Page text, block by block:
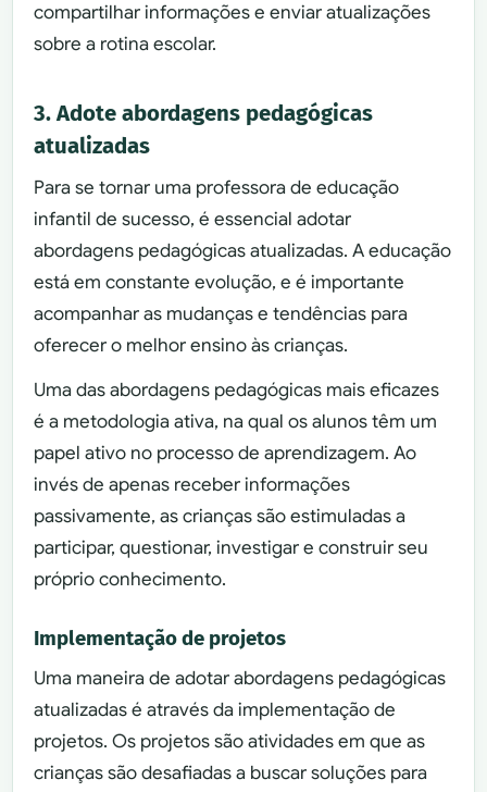
compartilhar informações e enviar atualizações
sobre a rotina escolar.
3. Adote abordagens pedagógicas
atualizadas
Para se tornar uma professora de educação
infantil de sucesso, é essencial adotar
abordagens pedagógicas atualizadas. A educação
está em constante evolução, e é importante
acompanhar as mudanças e tendências para
oferecer o melhor ensino às crianças.
Uma das abordagens pedagógicas mais eficazes
é a metodologia ativa, na qual os alunos têm um
papel ativo no processo de aprendizagem. Ao
invés de apenas receber informações
passivamente, as crianças são estimuladas a
participar, questionar, investigar e construir seu
próprio conhecimento.
Implementação de projetos
Uma maneira de adotar abordagens pedagógicas
atualizadas é através da implementação de
projetos. Os projetos são atividades em que as
crianças são desafiadas a buscar soluções para